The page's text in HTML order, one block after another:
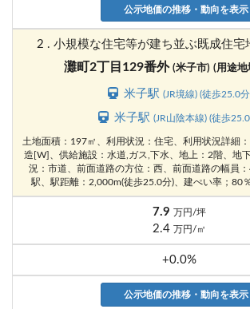
公示地価の推移・動向を表示
2 . 小規模な住宅等が建ち並ぶ既成住
灘町2丁目129番外 (米子市) (用途地
米子駅(JR境線) (徒歩25.0
米子駅(JR山陰本線) (徒歩
土地面積：197㎡、利用状況：住宅、利用状況詳細
造[W]、供給施設：水道,ガス,下水、地上：2階、地
況：市道、前面道路の方位：西、前面道路の幅員
駅、駅距離：2,000m(徒歩25.0分)、建ぺい率；80
7.9 万円/坪
2.4 万円/㎡
+0.0%
公示地価の推移・動向を表示